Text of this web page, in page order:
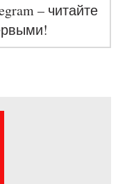
– читайте